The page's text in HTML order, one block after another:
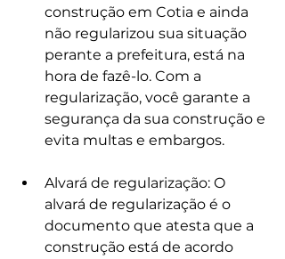
construção em Cotia e ainda
não regularizou sua situação
perante a prefeitura, está na
hora de fazê-lo. Com a
regularização, você garante a
segurança da sua construção e
evita multas e embargos.
Alvará de regularização: O
alvará de regularização é o
documento que atesta que a
construção está de acordo